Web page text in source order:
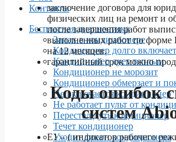
Контакты
Бесплатная диагностика
Запах в кондиционере
Кондиционер долго
Кондиционер дует теплым
Кондиционер не морозит
Кондиционер обмерзает и
Не включается кондиционер
Не работает пульт от
Перестал дуть кондиционер
Течет кондиционер
Уходит фреон кондиционера
заключение договора для
физических лиц на ремонт и
после завершения работ
выполненных работ по форме
на 12 месяцев.
гарантийный срок можно
Коды ошибок
систем
E1 – ( индикатор рабочего